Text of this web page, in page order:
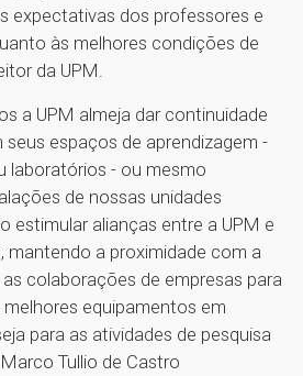
expectativas dos professores e
às melhores condições de
da UPM.
a UPM almeja dar continuidade
espaços de aprendizagem -
laboratórios - ou mesmo
de nossas unidades
estimular alianças entre a UPM e
mantendo a proximidade com a
colaborações de empresas para
equipamentos em
para as atividades de pesquisa
Tullio de Castro